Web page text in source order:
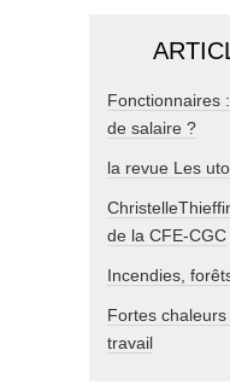
Fonctionnaires
de salaire ?
la revue Les
de la CFE-CGC
Incendies,
Fortes
travail